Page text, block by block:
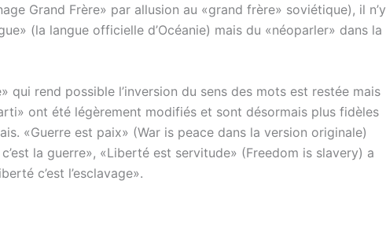
Grand Frère» par allusion au «grand frère» soviétique), il n’y
(la langue officielle d’Océanie) mais du «néoparler» dans la
qui rend possible l’inversion du sens des mots est restée mais
ont été légèrement modifiés et sont désormais plus fidèles
«Guerre est paix» (War is peace dans la version originale)
la guerre», «Liberté est servitude» (Freedom is slavery) a
c’est l’esclavage».